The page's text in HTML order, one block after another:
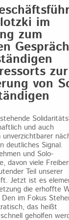
im
zum
zur
von
und auch
unverzichtbarer
deutliches Signal.
und Solo-
davon viele
Teil unserer
Jetzt ist es
die erhoffte
im Fokus
das heißt
geholfen